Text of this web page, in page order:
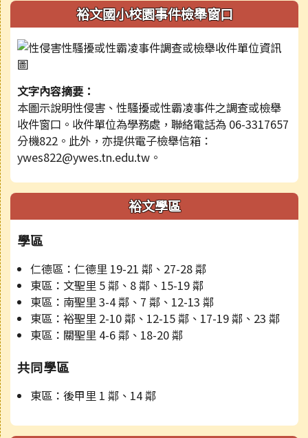
裕文國小校園事件檢舉窗口
文字內容摘要：
本圖示說明性侵害、性騷擾或性霸凌事件之調查或檢舉
收件窗口。收件單位為學務處，聯絡電話為 06-3317657
分機822。此外，亦提供電子檢舉信箱：
ywes822@ywes.tn.edu.tw。
裕文學區
學區
仁德區：仁德里 19-21 鄰、27-28 鄰
東區：文聖里 5 鄰、8 鄰、15-19 鄰
東區：南聖里 3-4 鄰、7 鄰、12-13 鄰
東區：裕聖里 2-10 鄰、12-15 鄰、17-19 鄰、23 鄰
東區：關聖里 4-6 鄰、18-20 鄰
共同學區
東區：後甲里 1 鄰、14 鄰